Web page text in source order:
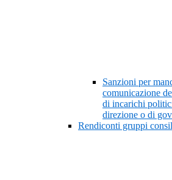
Sanzioni per
comunicazione
di incarichi
direzione o di
Rendiconti gruppi